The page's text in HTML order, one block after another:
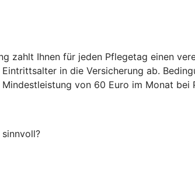
zahlt Ihnen für jeden Pflegetag einen
in die Versicherung ab.
von 60 Euro im Monat